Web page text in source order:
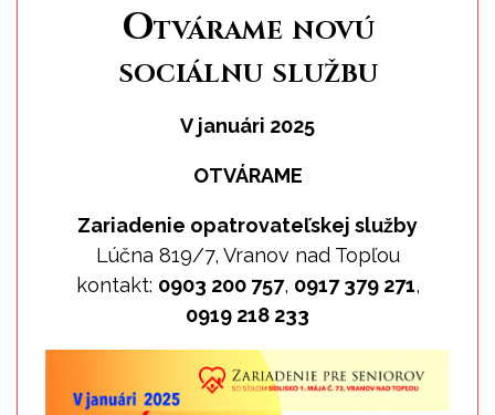
Otvárame novú
sociálnu službu
V januári 2025
OTVÁRAME
Zariadenie opatrovateľskej služby
Lúčna 819/7, Vranov nad Topľou
kontakt: 0903 200 757, 0917 379 271,
0919 218 233